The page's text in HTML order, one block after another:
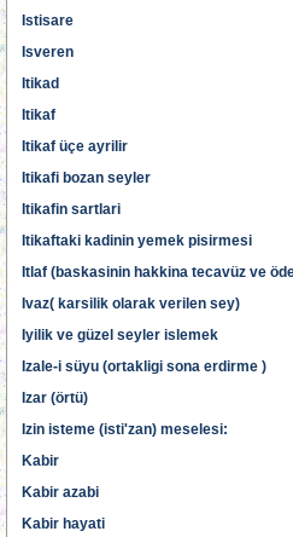
Istisare
Isveren
Itikad
Itikaf
Itikaf üçe ayrilir
Itikafi bozan seyler
Itikafin sartlari
Itikaftaki kadinin yemek pisirmesi
Itlaf (baskasinin hakkina tecavüz ve
Ivaz( karsilik olarak verilen sey)
Iyilik ve güzel seyler islemek
Izale-i süyu (ortakligi sona erdirme )
Izar (örtü)
Izin isteme (isti'zan) meselesi:
Kabir
Kabir azabi
Kabir hayati